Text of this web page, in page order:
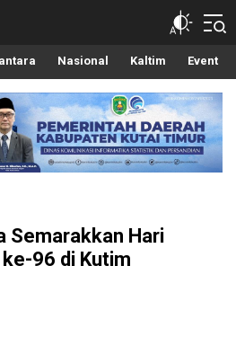
Nasional Kaltim Event
Semarakkan Hari
96 di Kutim